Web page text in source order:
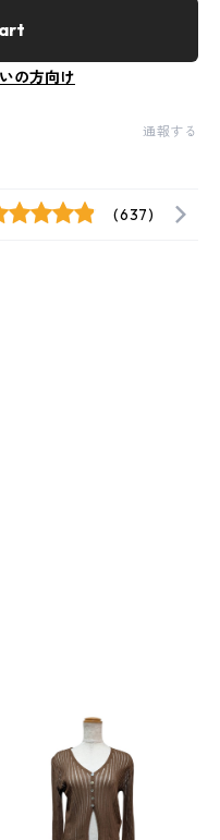
の方向け
通報する
(637)